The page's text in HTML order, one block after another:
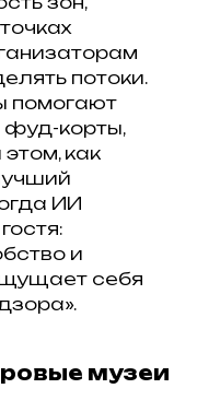
потоки.
помогают
фуд-корты,
как
ИИ
и
себя
музеи